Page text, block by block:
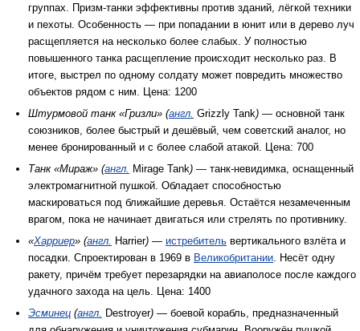
группах. Призм-танки эффективны против зданий, лёгкой техники
и пехоты. Особенность — при попадании в юнит или в дерево луч
расщепляется на несколько более слабых. У полностью
повышенного танка расщепление происходит несколько раз. В
итоге, выстрел по одному солдату может повредить множество
объектов рядом с ним. Цена: 1200
Штурмовой танк «Гризли» (англ. Grizzly Tank) — основной танк
союзников, более быстрый и дешёвый, чем советский аналог, но
менее бронированный и с более слабой атакой. Цена: 700
Танк «Мираж» (англ. Mirage Tank) — танк-невидимка, оснащенный
электромагнитной пушкой. Обладает способностью
маскироваться под ближайшие деревья. Остаётся незамеченным
врагом, пока не начинает двигаться или стрелять по противнику.
«Харриер» (англ. Harrier) — истребитель вертикального взлёта и
посадки. Спроектирован в 1969 в Великобритании. Несёт одну
ракету, причём требует перезарядки на авиаполосе после каждого
удачного захода на цель. Цена: 1400
Эсминец (англ. Destroyer) — боевой корабль, предназначенный